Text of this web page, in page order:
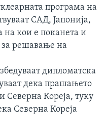
програма на
САД, Јапонија,
на кои е поканета и
решавање на
дипломатска
дека прашањето
Северна Кореја, туку
Северна Кореја